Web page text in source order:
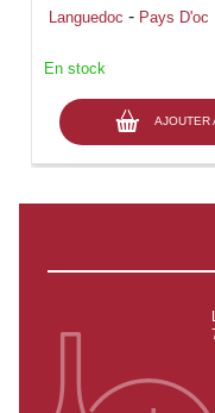
Languedoc - Pays D'oc
AJOUTER
En stock